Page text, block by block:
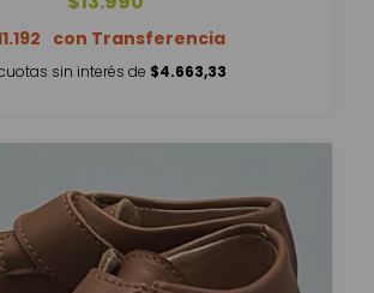
sin interés de $4.663,33